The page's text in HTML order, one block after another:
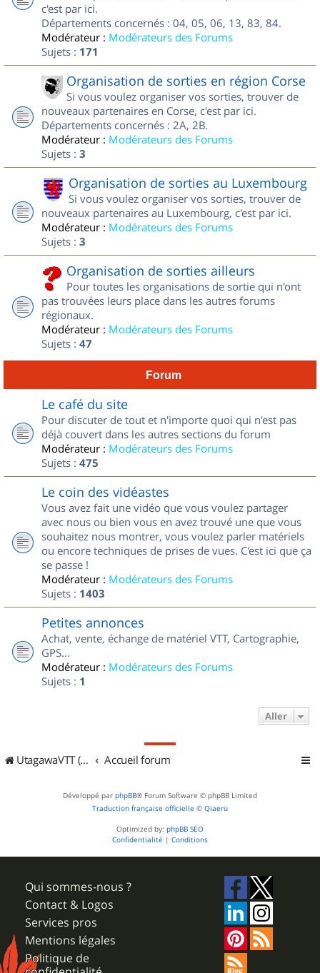
c'est par ici.
Départements concernés : 04, 05, 06, 13, 83, 84.
Modérateur : Modérateurs des Forums
Sujets : 171
Organisation de sorties en région Corse
Si vous voulez organiser vos sorties, trouver de
nouveaux partenaires en Corse, c'est par ici.
Départements concernés : 2A, 2B.
Modérateur : Modérateurs des Forums
Sujets : 3
Organisation de sorties au Luxembourg
Si vous voulez organiser vos sorties, trouver de
nouveaux partenaires au Luxembourg, c'est par ici.
Modérateur : Modérateurs des Forums
Sujets : 3
Organisation de sorties ailleurs
Pour toutes les organisations de sortie qui n'ont
pas trouvées leurs place dans les autres forums
régionaux.
Modérateur : Modérateurs des Forums
Sujets : 47
Forum
Le café du site
Pour discuter de tout et n'importe quoi qui n'est pas
déjà couvert dans les autres sections du forum
Modérateur : Modérateurs des Forums
Sujets : 475
Le coin des vidéastes
Vous avez fait une vidéo que vous voulez partager
avec nous ou bien vous en avez trouvé une que vous
souhaitez nous montrer, vous voulez parler matériels
ou encore techniques de prises de vues. C'est ici que ça
se passe !
Modérateur : Modérateurs des Forums
Sujets : 1403
Petites annonces
Achat, vente, échange de matériel VTT, Cartographie,
GPS...
Modérateur : Modérateurs des Forums
Sujets : 1
Aller
UtagawaVTT (Randos VTT et VTTAE avec traces GPS) Accueil forum
Développé par phpBB® Forum Software © phpBB Limited
Traduction française officielle © Qiaeru
Optimized by: phpBB SEO
Confidentialité | Conditions
Qui sommes-nous ?
Contact & Logos
Services pros
Mentions légales
Politique de